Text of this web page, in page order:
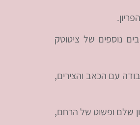
נוספים של ציטוטק
עם הכאב והצירים,
שלם ופשוט של הרחם,